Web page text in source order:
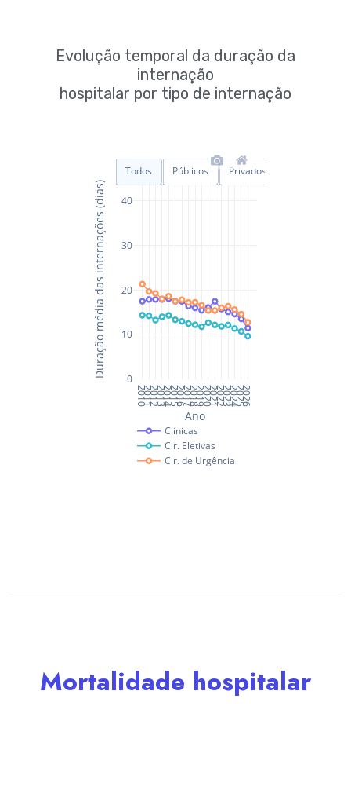
Evolução temporal da duração da
internação
hospitalar por tipo de internação
Mortalidade hospitalar